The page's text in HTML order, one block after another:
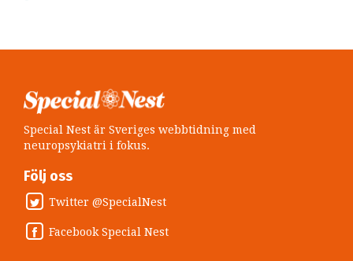
Special Nest är Sveriges webbtidning med
neuropsykiatri i fokus.
Följ oss
Twitter @SpecialNest
Facebook Special Nest